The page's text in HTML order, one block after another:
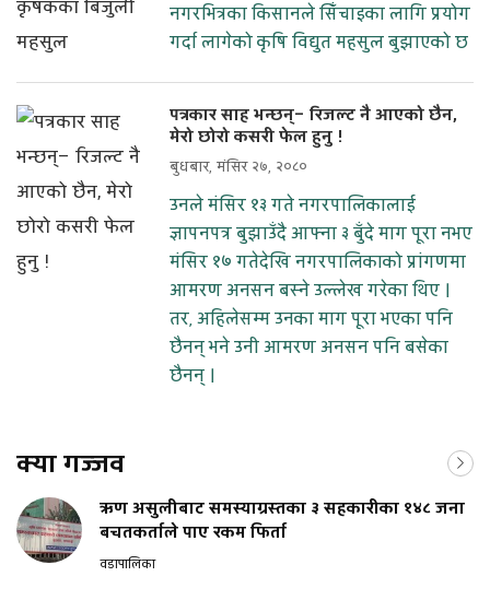
नगरभित्रका किसानले सिँचाइका लागि प्रयोग
गर्दा लागेको कृषि विद्युत महसुल बुझाएको छ
पत्रकार साह भन्छन्– रिजल्ट नै आएको छैन,
मेरो छोरो कसरी फेल हुनु !
बुधबार, मंसिर २७, २०८०
उनले मंसिर १३ गते नगरपालिकालाई
ज्ञापनपत्र बुझाउँदै आफ्ना ३ बुँदे माग पूरा नभए
मंसिर १७ गतेदेखि नगरपालिकाको प्रांगणमा
आमरण अनसन बस्ने उल्लेख गरेका थिए ।
तर, अहिलेसम्म उनका माग पूरा भएका पनि
छैनन् भने उनी आमरण अनसन पनि बसेका
छैनन् ।
क्या गज्जव
ऋण असुलीबाट समस्याग्रस्तका ३ सहकारीका १४८ जना
बचतकर्ताले पाए रकम फिर्ता
वडापालिका